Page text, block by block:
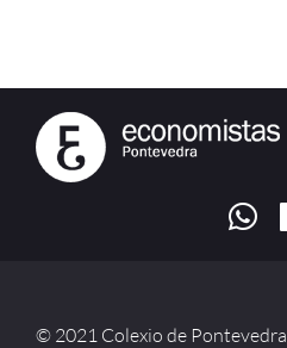
© 2021 Colexio de Pontevedra